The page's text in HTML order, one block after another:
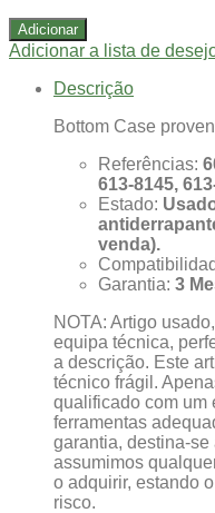
Adicionar
Adicionar a lista de
Descrição
Bottom Case
Referências:
613-8145,
Estado:
venda).
Garantia: 3
NOTA: Artigo
equipa técnica,
a descrição. Este
técnico frágil.
qualificado com um
ferramentas
garantia, destina-
assumimos
o adquirir, estando
risco.